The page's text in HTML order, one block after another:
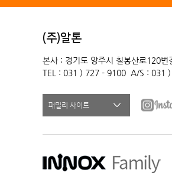
(주)알톤
본사 : 경기도 양주시 칠봉산로120번
TEL : 031 ) 727 - 9100 A/S : 031
패밀리 사이트